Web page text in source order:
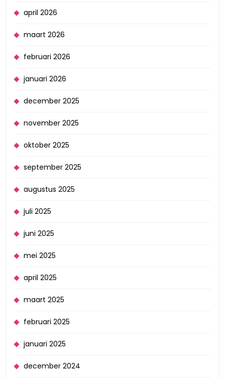
april 2026
maart 2026
februari 2026
januari 2026
december 2025
november 2025
oktober 2025
september 2025
augustus 2025
juli 2025
juni 2025
mei 2025
april 2025
maart 2025
februari 2025
januari 2025
december 2024